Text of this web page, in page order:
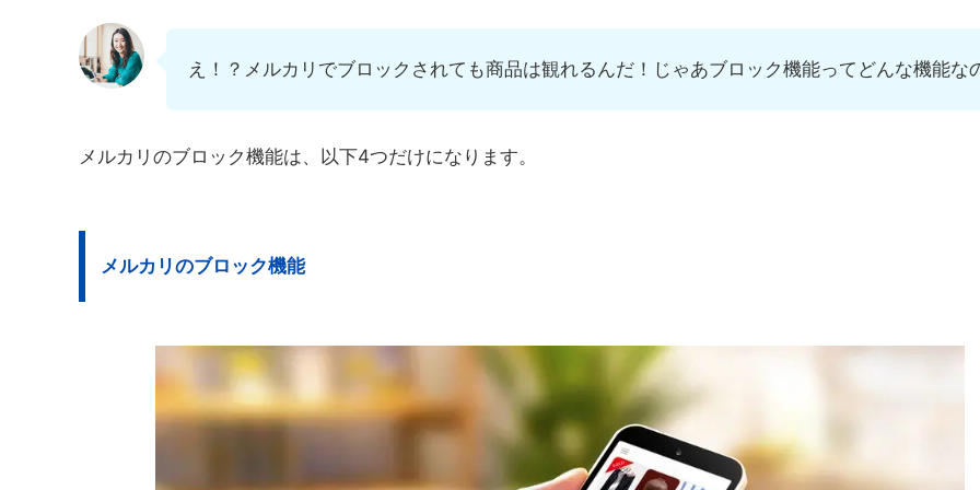
え！？メルカリでブロックされても商品は観れるんだ！じゃあブロック機能ってどんな機能な
メルカリのブロック機能は、以下4つだけになります。
メルカリのブロック機能